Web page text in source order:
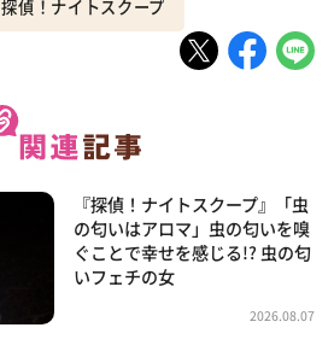
探偵！ナイトスクープ
『探偵！ナイトスクープ』「虫
の匂いはアロマ」虫の匂いを嗅
ぐことで幸せを感じる!? 虫の匂
いフェチの女
2026.08.07